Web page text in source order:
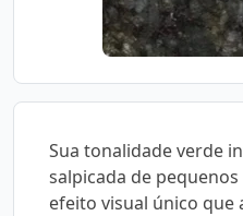
Sua tonalidade verde
salpicada de
efeito visual único que